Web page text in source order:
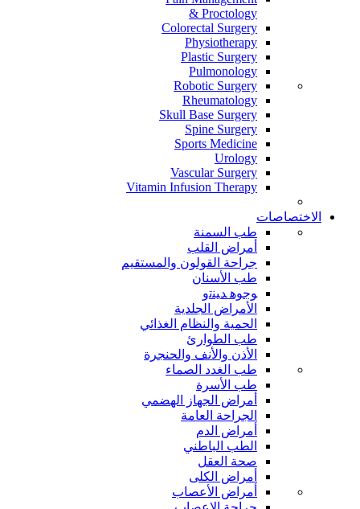
Proctology &
Colorectal Surgery
Physiotherapy
Plastic Surgery
Pulmonology
Robotic Surgery
Rheumatology
Skull Base Surgery
Spine Surgery
Sports Medicine
Urology
Vascular Surgery
Vitamin Infusion Therapy
الاختصاصات
طب السمنة
أمراض القلب
جراحة القولون والمستقيم
طب الأسنان
ﻮﺟﻮﻫ ﺪﻴﻨﺗﻭ
الأمراض الجلدية
الحمية والنظام الغذائي
طب الطوارئ
الأذن والأنف والحنجرة
طب الغدد الصماء
طب الأسرة
أمراض الجهاز الهضمي
الجراحة العامة
أمراض الدم
الطب الباطني
صحة العقل
أمراض الكلى
أمراض الأعصاب